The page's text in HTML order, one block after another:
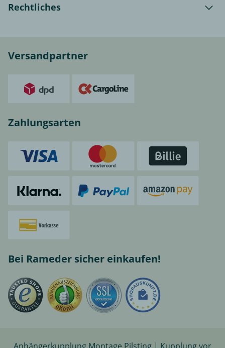
Rechtliches
Versandpartner
Zahlungsarten
Bei Rameder sicher einkaufen!